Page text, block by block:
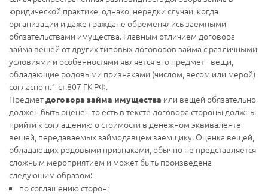
юридической практике, однако, нередки случаи, когда
организации и даже граждане обременялись заемными
обязательствами имущества. Главным отличием договора
займа вещей от других типовых договоров займа с различными
условиями и особенностями является его предмет - вещи,
обладающие родовыми признаками (числом, весом или мерой)
согласно п.1 ст.807 ГК РФ.
Предметдоговора займа имущества или вещей обязательно
должен быть оценен то есть в тексте договора стороны должны
прийти к соглашению о стоимости в денежном эквиваленте
вещей, передаваемых займодавцем заемщику. Оценка вещей,
обладающих родовыми признаками, обычно не представляется
сложным мероприятием и может быть произведена
следующим образом:
по соглашению сторон;